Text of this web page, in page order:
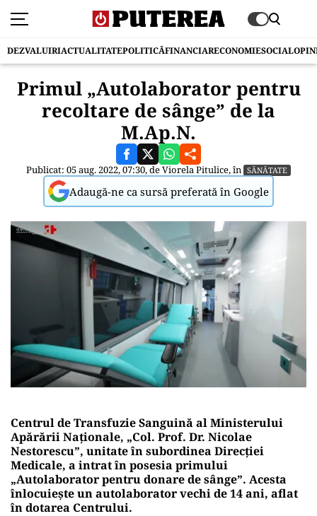
DEZVALUIRIACTUALITATEPOLITICĂFINANCIARECONOMIESOCIAL
Primul „Autolaborator pentru
recoltare de sânge” de la
M.Ap.N.
Publicat: 05 aug. 2022, 07:30, deViorela Pitulice, în SĂNĂTATE
Adaugă-ne ca sursă preferată în Google
Centrul de Transfuzie Sanguină al Ministerului
Apărării Naționale, „Col. Prof. Dr. Nicolae
Nestorescu”, unitate în subordinea Direcției
Medicale, a intrat în posesia primului
„Autolaborator pentru donare de sânge”. Acesta
înlocuiește un autolaborator vechi de 14 ani, aflat
în dotarea Centrului.